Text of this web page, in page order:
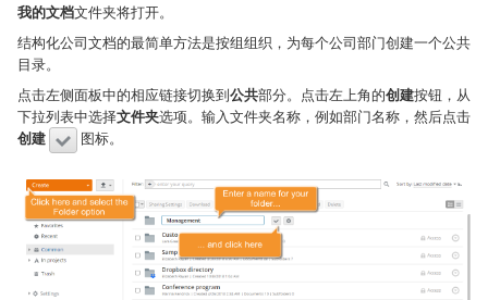
我的文档文件夹将打开。
结构化公司文档的最简单方法是按组组织，为每个公司部门创建一个公共
目录。
点击左侧面板中的相应链接切换到公共部分。点击左上角的创建按钮，从
下拉列表中选择文件夹选项。输入文件夹名称，例如部门名称，然后点击
创建
图标。